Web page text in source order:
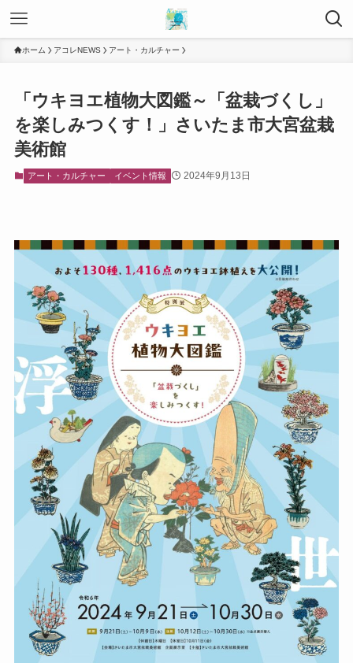
ホーム アコレNEWS アート・カルチャー
「ウキヨエ植物大図鑑～「盆栽づくし」
を楽しみつくす！」さいたま市大宮盆栽
美術館
アート・カルチャー イベント情報 2024年9月13日